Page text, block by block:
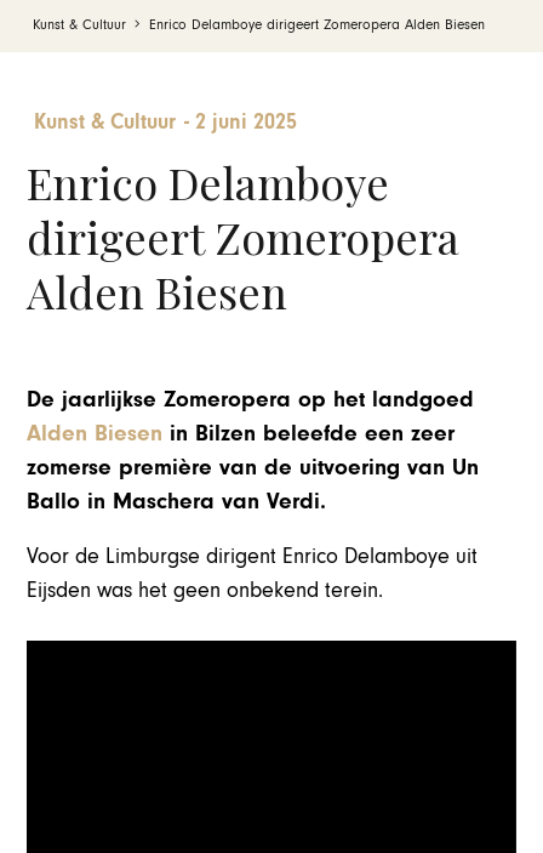
Kunst & Cultuur Enrico Delamboye dirigeert Zomeropera Alden Biesen
Kunst & Cultuur -2 juni 2025
Enrico Delamboye
dirigeert Zomeropera
Alden Biesen
De jaarlijkse Zomeropera op het landgoed
Alden Biesen in Bilzen beleefde een zeer
zomerse première van de uitvoering van Un
Ballo in Maschera van Verdi.
Voor de Limburgse dirigent Enrico Delamboye uit
Eijsden was het geen onbekend terein.